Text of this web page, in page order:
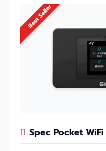
Best Seller
Spec Pocket WiFi